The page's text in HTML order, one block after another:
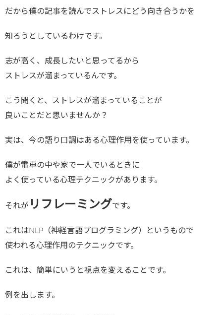
だから僕の記事を読んでストレスにどう向き合うかを
知ろうとしているわけです。
志が高く、成長したいと思ってるから
ストレスが溜まっているんです。
こう聞くと、ストレスが溜まっていることが
良いことだと思いませんか？
実は、今の語り口調はある心理作用を使っています。
僕が電車の中や家で一人でいるときに
よく使っている心理テクニックがあります。
それが リフレーミング です。
これはNLP（神経言語プログラミング）というもので
使われる心理作用のテクニックです。
これは、簡単にいうと視点を変えることです。
例を出します。